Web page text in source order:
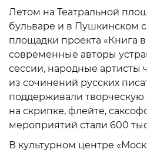
Летом на Театральной
бульваре и в Пушкинском
площадки проекта «Книга в
современные авторы
сессии, народные артисты
из сочинений русских
поддерживали творческую
на скрипке, флейте,
мероприятий стали 600
В культурном центре